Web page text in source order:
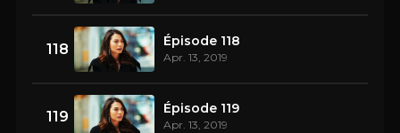
118 Épisode 118
Apr. 13, 2019
119 Épisode 119
Apr. 13, 2019